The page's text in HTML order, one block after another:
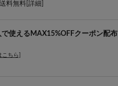
料無料[ 詳細
で使えるMAX15%OFFクーポン配布
ちら]